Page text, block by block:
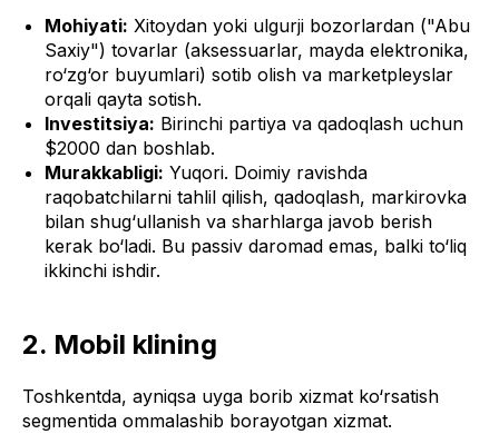
Mohiyati: Xitoydan yoki ulgurji bozorlardan ("Abu
Saxiy") tovarlar (aksessuarlar, mayda elektronika,
ro‘zg‘or buyumlari) sotib olish va marketpleyslar
orqali qayta sotish.
Investitsiya: Birinchi partiya va qadoqlash uchun
$2000 dan boshlab.
Murakkabligi: Yuqori. Doimiy ravishda
raqobatchilarni tahlil qilish, qadoqlash, markirovka
bilan shug‘ullanish va sharhlarga javob berish
kerak bo‘ladi. Bu passiv daromad emas, balki to‘liq
ikkinchi ishdir.
2. Mobil klining
Toshkentda, ayniqsa uyga borib xizmat ko‘rsatish
segmentida ommalashib borayotgan xizmat.